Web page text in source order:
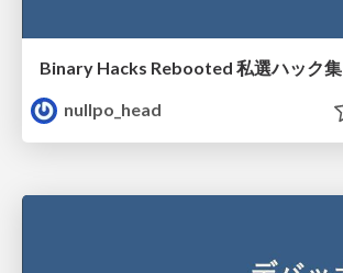
Binary Hacks Rebooted 私選ハック集
nullpo_head